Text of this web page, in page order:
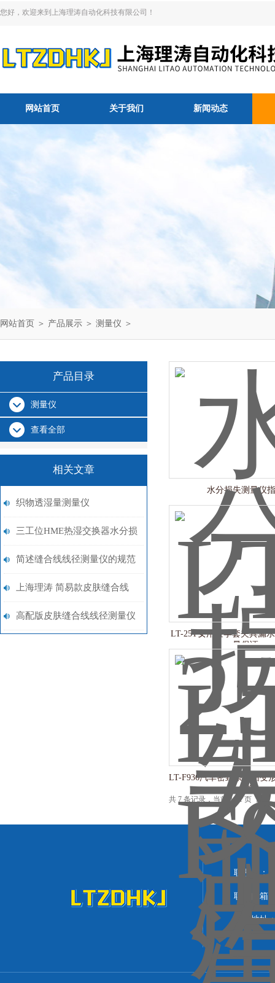
您好，欢迎来到上海理涛自动化科技有限公司！
网站首页 关于我们 新闻动态
网站首页 ＞ 产品展示 ＞ 测量仪 ＞
产品目录
测量仪
查看全部
相关文章
织物透湿量测量仪
三工位HME热湿交换器水分损
失测量仪 符合标准
简述缝合线线径测量仪的规范
使用方法
上海理涛 简易款皮肤缝合线
线径测量仪 操作简单
高配版皮肤缝合线线径测量仪
水分损失测量仪
LT-25T女用避孕套夹具漏
量保证
LT-F936汽车密封条压缩变
后*
共 7 条记录，当前 1 / 1 页 首
联系人：
联系邮箱
联系地址